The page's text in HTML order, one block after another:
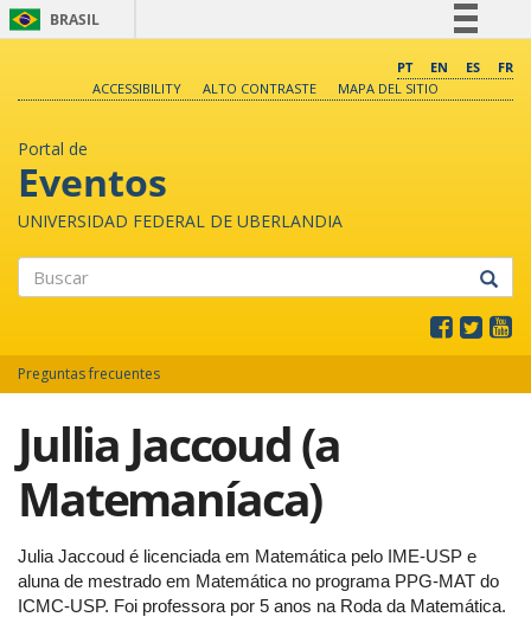
BRASIL
Comunica BR
PT EN ES
FR
ACCESSIBILITY
ALTO CONTRASTE MAPA DEL SITIO
Portal de
Eventos
UNIVERSIDAD FEDERAL DE UBERLANDIA
Preguntas frecuentes
Jullia Jaccoud (a
Matemaníaca)
Julia Jaccoud é licenciada em Matemática pelo IME-USP e
aluna de mestrado em Matemática no programa PPG-MAT do
ICMC-USP. Foi professora por 5 anos na Roda da Matemática.